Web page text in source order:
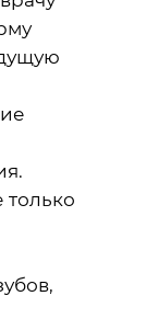
только